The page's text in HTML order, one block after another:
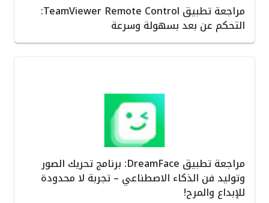
مراجعة تطبيق TeamViewer Remote Control:
التحكم عن بعد بسهولة وسرعة
مراجعة تطبيق DreamFace: برنامج تحريك الصور
وتوليد فن الذكاء الاصطناعي – تجربة لا محدودة
للإبداع والمرح!